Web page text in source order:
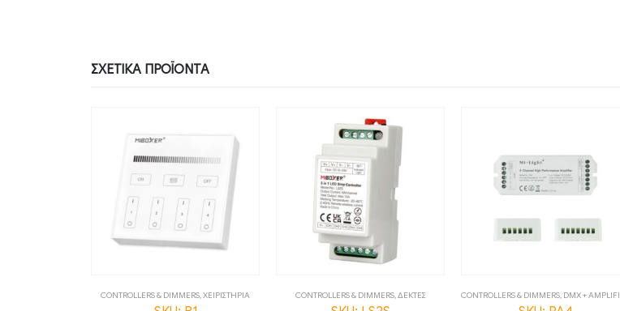
ΣΧΕΤΙΚΆ ΠΡΟΪΌΝΤΑ
CONTROLLERS & DIMMERS,ΧΕΙΡΙΣΤΗΡΙΑ CONTROLLERS & DIMMERS,ΔΕΚΤΕΣ CONTROLLERS & DIMMERS, DMX + AMPLIFIERS